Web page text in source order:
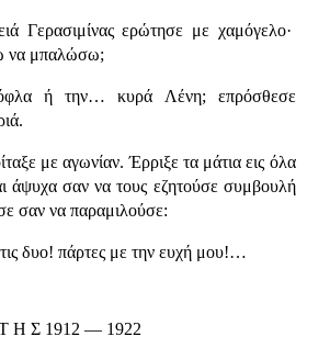
Γερασιμίνας ερώτησε με χαμόγελο·
να μπαλώσω;
ή την… κυρά Λένη; επρόσθεσε
με αγωνίαν. Έρριξε τα μάτια εις όλα
άψυχα σαν να τους εζητούσε συμβουλή
σαν να παραμιλούσε:
δυο! πάρτες με την ευχή μου!…
Η Σ 1912 — 1922